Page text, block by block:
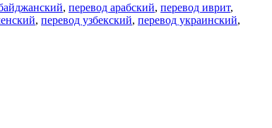
, перевод арабский, перевод иврит,
, перевод узбекский, перевод украинский,